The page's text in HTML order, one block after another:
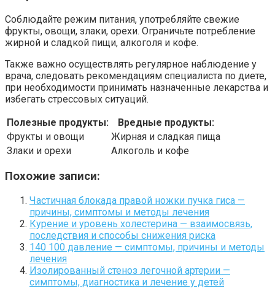
Соблюдайте режим питания, употребляйте свежие
фрукты, овощи, злаки, орехи. Ограничьте потребление
жирной и сладкой пищи, алкоголя и кофе.
Также важно осуществлять регулярное наблюдение у
врача, следовать рекомендациям специалиста по диете,
при необходимости принимать назначенные лекарства и
избегать стрессовых ситуаций.
Полезные продукты:
Вредные продукты:
Фрукты и овощи
Жирная и сладкая пища
Злаки и орехи
Алкоголь и кофе
Похожие записи:
Частичная блокада правой ножки пучка гиса —
причины, симптомы и методы лечения
Курение и уровень холестерина — взаимосвязь,
последствия и способы снижения риска
140 100 давление — симптомы, причины и методы
лечения
Изолированный стеноз легочной артерии —
симптомы, диагностика и лечение у детей